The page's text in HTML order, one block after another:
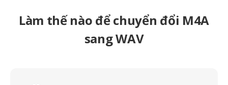
Làm thế nào để chuyển đổi M4A
sang WAV